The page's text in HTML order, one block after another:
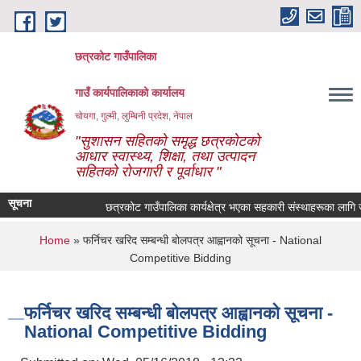
Skip to main content
छत्रकोट गाउँपालिका
गाउँ कार्यपालिकाको कार्यालय
चोयगा, गुल्मी, लुम्बिनी प्रदेश, नेपाल
"सुशासन सहितको समृद्ध छत्रकोटको
आधार स्वास्थ्य, शिक्षा, तथा उत्पादन
सहितको रोजगारी र पूर्वाधार "
सूचना छत्रकोट गाउँपालिका कार्यक्षेत्र भएका सहकारी संस्थाहरूका लागि
You are here
Home » फर्निचर खरिद सम्बन्धी बोलपत्र आह्वानको सूचना - National
Competitive Bidding
फर्निचर खरिद सम्बन्धी बोलपत्र आह्वानको सूचना -
National Competitive Bidding